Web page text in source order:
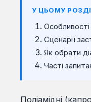
У ЦЬОМУ
Особливості
Сценарії
Як обрати
Часті
Поліамідні